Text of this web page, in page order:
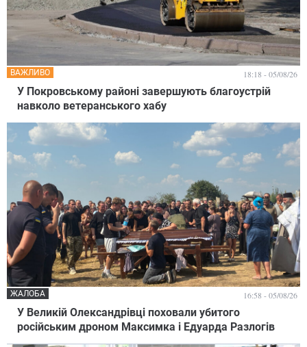
У Покровському районі завершують благоустрій
навколо ветеранського хабу
ВАЖЛИВО 18:18 - 05/08/26
У Великій Олександрівці поховали убитого
російським дроном Максимка і Едуарда Разлогів
ЖАЛОБА 16:58 - 05/08/26